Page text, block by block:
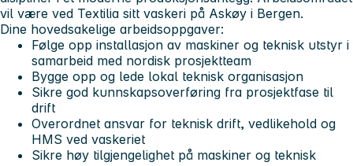
vil være ved Textilia sitt vaskeri på Askøy i Bergen.
Dine hovedsakelige arbeidsoppgaver:
Følge opp installasjon av maskiner og teknisk utstyr i
samarbeid med nordisk prosjektteam
Bygge opp og lede lokal teknisk organisasjon
Sikre god kunnskapsoverføring fra prosjektfase til
drift
Overordnet ansvar for teknisk drift, vedlikehold og
HMS ved vaskeriet
Sikre høy tilgjengelighet på maskiner og teknisk